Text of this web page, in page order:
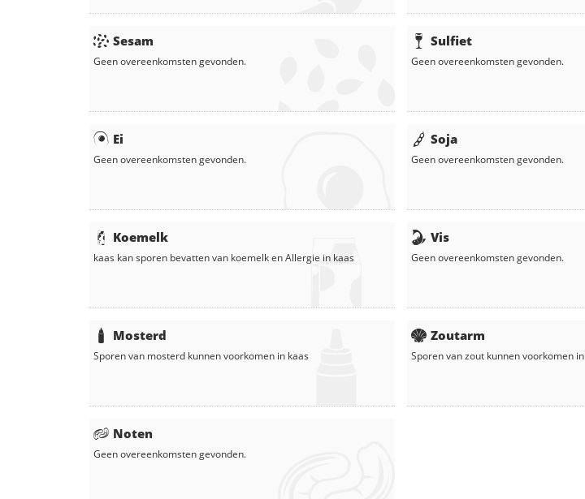
Sesam
Geen overeenkomsten gevonden.
Ei
Geen overeenkomsten gevonden.
Koemelk
kaas kan sporen bevatten van koemelk enAllergie in kaas
Mosterd
Sporen van mosterd kunnen voorkomen in kaas
Noten
Geen overeenkomsten gevonden.
Sulfiet
Geen overeenkomsten gevonden.
Soja
Geen overeenkomsten gevonden.
Vis
Geen overeenkomsten gevonden.
Zoutarm
Sporen van zout kunnen voorkomen in